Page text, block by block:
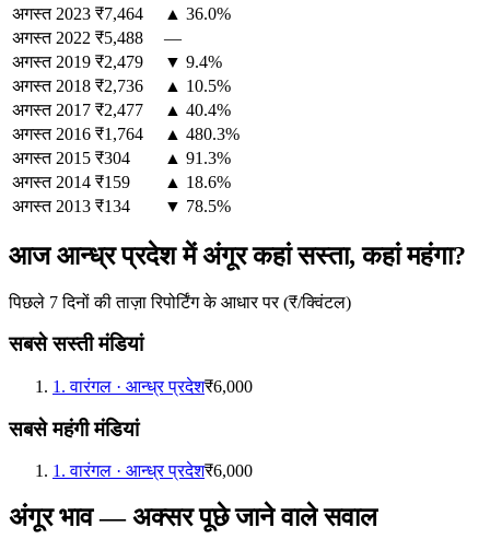
अगस्त 2023 ₹7,464
▲ 36.0%
अगस्त 2022 ₹5,488
—
अगस्त 2019 ₹2,479
▼ 9.4%
अगस्त 2018 ₹2,736
▲ 10.5%
अगस्त 2017 ₹2,477
▲ 40.4%
अगस्त 2016 ₹1,764
▲ 480.3%
अगस्त 2015 ₹304
▲ 91.3%
अगस्त 2014 ₹159
▲ 18.6%
अगस्त 2013 ₹134 ▼ 78.5%
आज आन्ध्र प्रदेश में अंगूर कहां सस्ता, कहां महंगा?
पिछले 7 दिनों की ताज़ा रिपोर्टिंग के आधार पर (₹/क्विंटल)
सबसे सस्ती मंडियां
1 .वारंगल · आन्ध्र प्रदेश₹6,000
सबसे महंगी मंडियां
1.वारंगल · आन्ध्र प्रदेश₹6,000
अंगूर भाव — अक्सर पूछे जाने वाले सवाल